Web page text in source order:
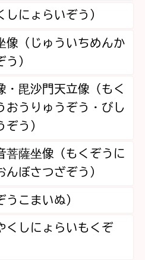
にょらいぞう）
像（じゅういちめんか
）
・毘沙門天立像（もく
おうりゅうぞう・びし
う）
菩薩坐像（もくぞうに
ぼさつざぞう）
こまいぬ）
くしにょらいもくぞ